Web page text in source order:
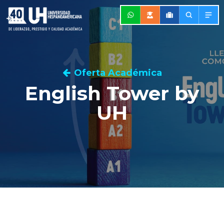
Oferta Académica
English Tower by
UH